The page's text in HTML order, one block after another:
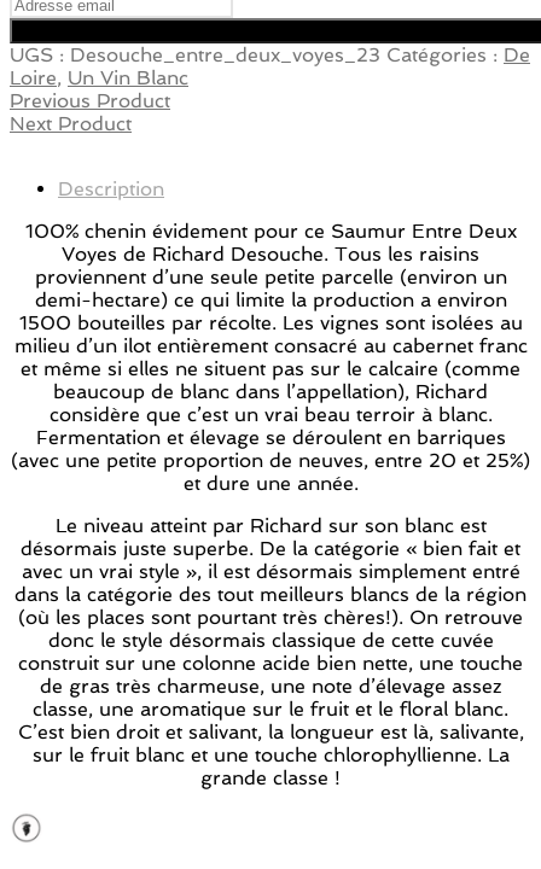
UGS : Desouche_entre_deux_voyes_23 Catégories : De
Loire, Un Vin Blanc
Previous Product
Next Product
Description
100% chenin évidement pour ce Saumur Entre Deux
Voyes de Richard Desouche. Tous les raisins
proviennent d’une seule petite parcelle (environ un
demi-hectare) ce qui limite la production a environ
1500 bouteilles par récolte. Les vignes sont isolées au
milieu d’un ilot entièrement consacré au cabernet franc
et même si elles ne situent pas sur le calcaire (comme
beaucoup de blanc dans l’appellation), Richard
considère que c’est un vrai beau terroir à blanc.
Fermentation et élevage se déroulent en barriques
(avec une petite proportion de neuves, entre 20 et 25%)
et dure une année.
Le niveau atteint par Richard sur son blanc est
désormais juste superbe. De la catégorie « bien fait et
avec un vrai style », il est désormais simplement entré
dans la catégorie des tout meilleurs blancs de la région
(où les places sont pourtant très chères!). On retrouve
donc le style désormais classique de cette cuvée
construit sur une colonne acide bien nette, une touche
de gras très charmeuse, une note d’élevage assez
classe, une aromatique sur le fruit et le floral blanc.
C’est bien droit et salivant, la longueur est là, salivante,
sur le fruit blanc et une touche chlorophyllienne. La
grande classe !